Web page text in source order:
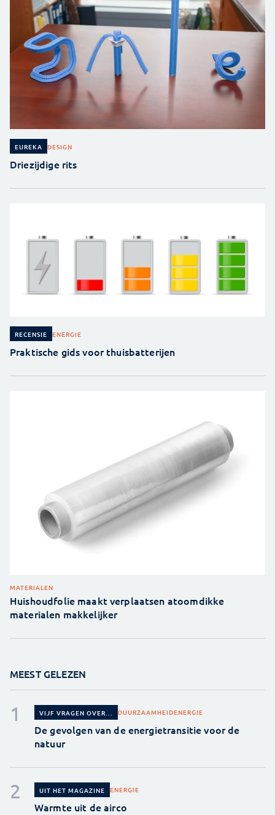
EUREKA DESIGN
Driezijdige rits
RECENSIE ENERGIE
Praktische gids voor thuisbatterijen
MATERIALEN
Huishoudfolie maakt verplaatsen atoomdikke
materialen makkelijker
MEEST GELEZEN
VIJF VRAGEN OVER... DUURZAAMHEIDENERGIE
De gevolgen van de energietransitie voor de
natuur
UIT HET MAGAZINE ENERGIE
Warmte uit de airco